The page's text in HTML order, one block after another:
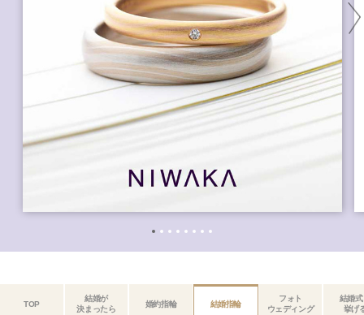
TOP
結婚が
決まったら
婚約指輪 結婚指輪
フォト
ウェディング
結婚
挙げ